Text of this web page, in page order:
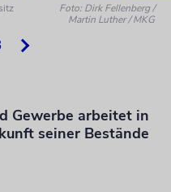
Foto: Dirk Fellenberg /
Martin Luther / MKG
Gewerbe arbeitet in
seiner Bestände